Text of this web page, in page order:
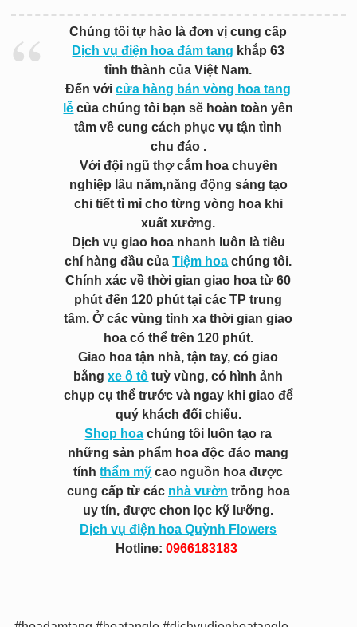
Chúng tôi tự hào là đơn vị cung cấp
Dịch vụ điện hoa đám tang khắp 63
tỉnh thành của Việt Nam.
Đến vớicửa hàng bán vòng hoa tang
lễ của chúng tôi bạn sẽ hoàn toàn yên
tâm về cung cách phục vụ tận tình
chu đáo .
Với đội ngũ thợ cắm hoa chuyên
nghiệp lâu năm,năng động sáng tạo
chi tiết tỉ mỉ cho từng vòng hoa khi
xuất xưởng.
Dịch vụ giao hoa nhanh luôn là tiêu
chí hàng đầu củaTiệm hoa chúng tôi.
Chính xác về thời gian giao hoa từ 60
phút đến 120 phút tại các TP trung
tâm. Ở các vùng tỉnh xa thời gian giao
hoa có thể trên 120 phút.
Giao hoa tận nhà, tận tay, có giao
bằngxe ô tô tuỳ vùng, có hình ảnh
chụp cụ thể trước và ngay khi giao để
quý khách đối chiếu.
Shop hoa chúng tôi luôn tạo ra
những sản phẩm hoa độc đáo mang
tínhthẩm mỹ cao nguồn hoa được
cung cấp từ các nhà vườn trồng hoa
uy tín, được chon lọc kỹ lưỡng.
Dịch vụ điện hoa Quỳnh Flowers
Hotline:0966183183